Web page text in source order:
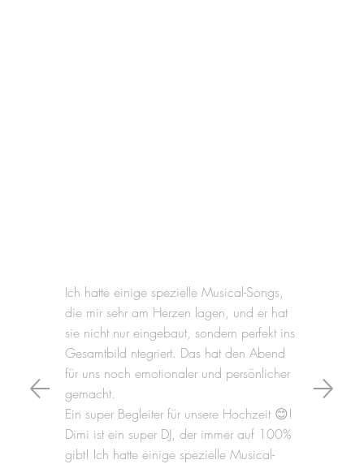
Ich hatte einige spezielle Musical-Songs,
die mir sehr am Herzen lagen, und er hat
sie nicht nur eingebaut, sondern perfekt ins
Gesamtbild ntegriert. Das hat den Abend
für uns noch emotionaler und persönlicher
gemacht.
Ein super Begleiter für unsere Hochzeit 😊!
Dimi ist ein super DJ, der immer auf 100%
gibt! Ich hatte einige spezielle Musical-